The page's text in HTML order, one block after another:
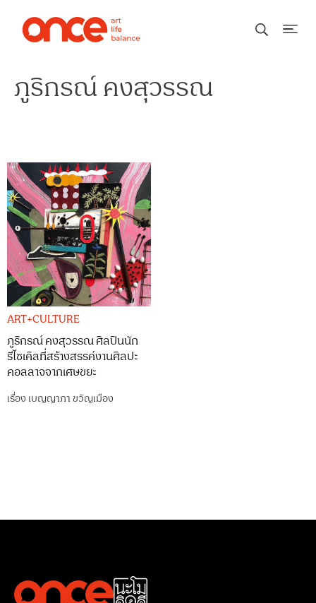
ภูริกรณ์ คงสุวรรณ
ART+CULTURE
ภูริกรณ์ คงสุวรรณ ศิลปินนัก
รีไซเคิลที่สร้างสรรค์งานศิลปะ
คอลลาจจากเศษขยะ
เรื่อง เบญญาภา ขวัญเมือง